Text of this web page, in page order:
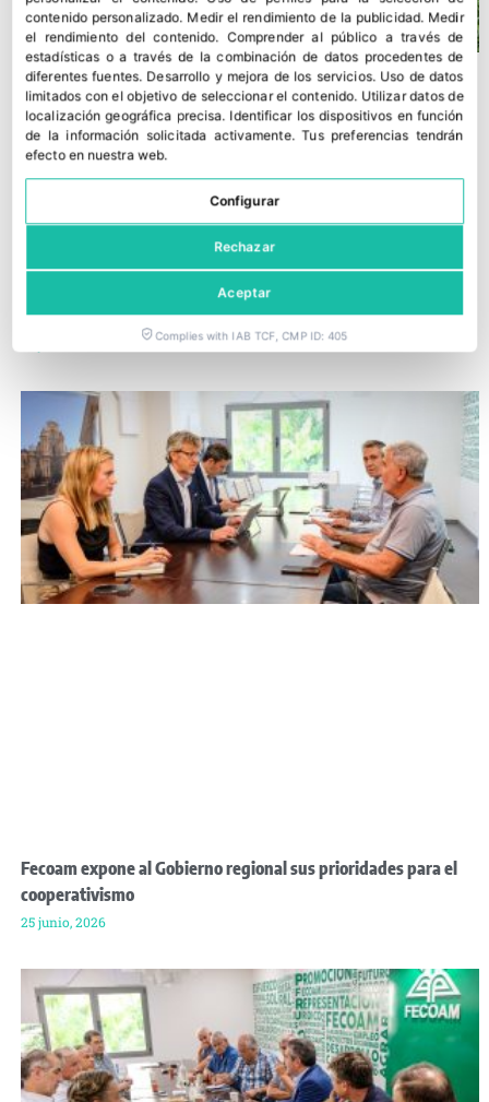
Proexport analiza las novedades varietales en melón y sandía
Fecoam expone al Gobierno regional sus prioridades para el
cooperativismo
25 junio, 2026
contenido personalizado. Medir el rendimiento de la publicidad. Medir
el rendimiento del contenido.Comprender al público a través de
estadísticas o a través de la combinación de datos procedentes de
diferentes fuentes. Desarrollo y mejora de los servicios. Uso de datos
limitados con el objetivo de seleccionar el contenido. Utilizar datos de
localización geográfica precisa. Identificar los dispositivos en función
de la información solicitada activamente.Tus preferencias tendrán
efecto en nuestra web.
Configurar
Rechazar
Aceptar
Complies with IAB TCF, CMP ID: 405